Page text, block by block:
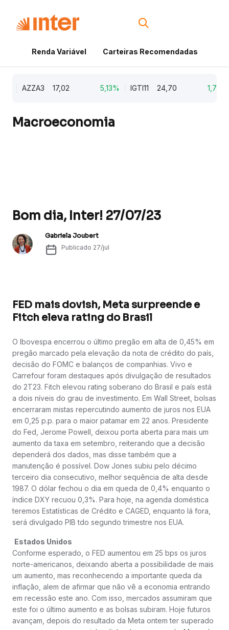
Renda Variável Carteiras Recomendadas
AZZA3 17,02 5,13% IGTI11 24,70 1,77%
Macroeconomia
Bom dia, Inter! 27/07/23
Gabriela Joubert
Publicado 27/jul
FED mais dovish, Meta surpreende e
Fitch eleva rating do Brasil
O Ibovespa encerrou o último pregão em alta de 0,45% em
pregão marcado pela elevação da nota de crédito do país,
decisão do FOMC e balanços de companhias. Vivo e
Carrefour foram destaques após divulgação de resultados
do 2T23. Fitch elevou rating soberano do Brasil e país está
a dois níveis do grau de investimento. Em Wall Street, bolsas
encerraram mistas repercutindo aumento de juros nos EUA
em 0,25 p.p. para o maior patamar em 22 anos. Presidente
do Fed, Jerome Powell, deixou porta aberta para mais um
aumento da taxa em setembro, reiterando que a decisão
dependerá dos dados, mas disse também que a
manutenção é possível. Dow Jones subiu pelo décimo
terceiro dia consecutivo, melhor sequência de alta desde
1987. O dólar fechou o dia em queda de 0,4% enquanto o
índice DXY recuou 0,3%. Para hoje, na agenda doméstica
teremos Estatísticas de Crédito e CAGED, enquanto lá fora,
será divulgado PIB tdo segundo trimestre nos EUA.
Estados Unidos
Conforme esperado, o FED aumentou em 25 bps os juros
norte-americanos, deixando aberta a possibilidade de mais
um aumento, mas reconhecendo a importante queda da
inflação, alem de afirmar que não vê a economia entrando
em recessão este ano. Com isso, mercados assumiram que
este foi o último aumento e as bolsas subiram. Hoje futuros
avançam, depois do resultado da Meta ontem ter superado